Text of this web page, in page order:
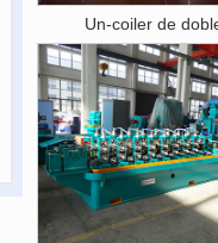
Un-coiler de